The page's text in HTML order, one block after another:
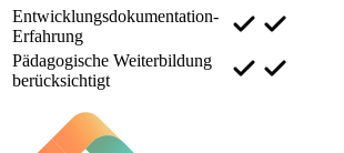
Entwicklungsdokumentation-
Erfahrung
Pädagogische Weiterbildung
berücksichtigt